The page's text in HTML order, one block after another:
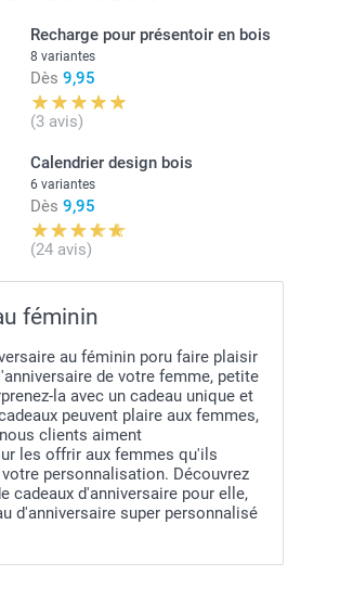
Recharge pour présentoir en bois
8 variantes
Dès 9,95
(3 avis)
Calendrier design bois
6 variantes
Dès 9,95
(24 avis)
féminin
au féminin poru faire plaisir
de votre femme, petite
la avec un cadeau unique et
peuvent plaire aux femmes,
clients aiment
les offrir aux femmes qu'ils
personnalisation. Découvrez
cadeaux d'anniversaire pour elle,
d'anniversaire super personnalisé